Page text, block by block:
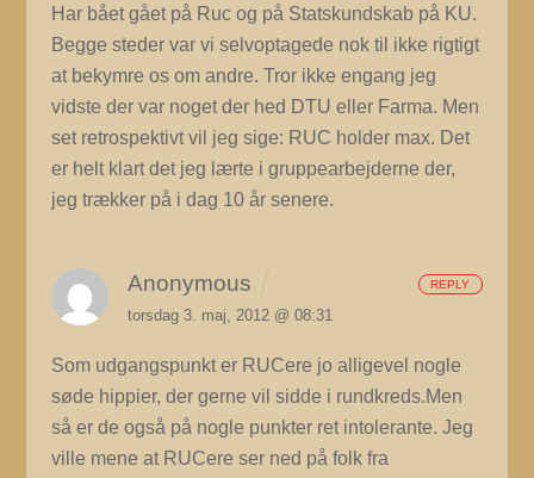
Har bået gået på Ruc og på Statskundskab på KU.
Begge steder var vi selvoptagede nok til ikke rigtigt
at bekymre os om andre. Tror ikke engang jeg
vidste der var noget der hed DTU eller Farma. Men
set retrospektivt vil jeg sige: RUC holder max. Det
er helt klart det jeg lærte i gruppearbejderne der,
jeg trækker på i dag 10 år senere.
Anonymous
torsdag 3. maj, 2012 @ 08:31
Som udgangspunkt er RUCere jo alligevel nogle
søde hippier, der gerne vil sidde i rundkreds.Men
så er de også på nogle punkter ret intolerante. Jeg
ville mene at RUCere ser ned på folk fra
REPLY